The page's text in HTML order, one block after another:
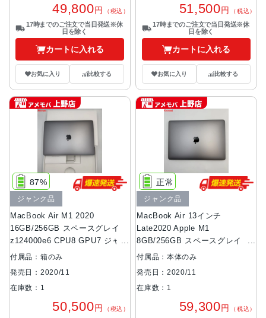
49,800円 （税込）
17時までのご注文で当日発送※休
日を除く
カートに入れる
お気に入り 比較する
51,500円 （税込）
17時までのご注文で当日発送※休
日を除く
カートに入れる
お気に入り 比較する
MacBook Air M1 2020
16GB/256GB スペースグレイ
z124000e6 CPU8 GPU7 ジャン
ク品
87%
ジャンク品
付属品：箱のみ
発売日：2020/11
在庫数：1
50,500円 （税込）
MacBook Air 13インチ
Late2020 Apple M1
8GB/256GB スペースグレイ
MGN63J/A ジャンク品
正常
ジャンク品
付属品：本体のみ
発売日：2020/11
在庫数：1
59,300円 （税込）